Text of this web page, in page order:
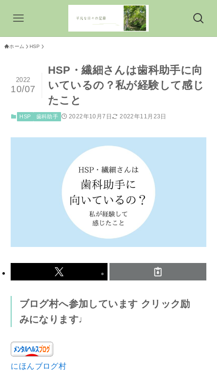
ホーム HSP
HSP・繊細さんは歯科助手に向
いているの？私が経験して感じ
たこと
2022
10/07
HSP 歯科助手 2022年10月7日 2022年11月23日
ブログ村へ参加しています クリック励
みになります♩
にほんブログ村